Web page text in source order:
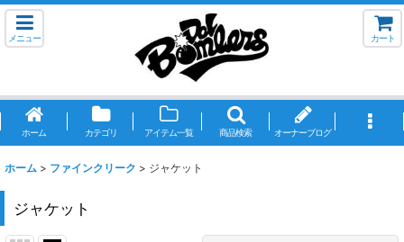
メニュー カート
ホーム カテゴリ アイテム一覧 商品検索 オーナーブログ
ホーム > ファインクリーク > ジャケット
ジャケット